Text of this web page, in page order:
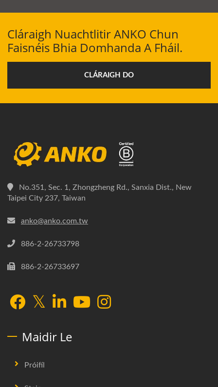
Cláraigh Nuachtlitir ANKO Chun
Faisnéis Bhia Domhanda A Fháil.
CLÁRAIGH DO
No.351, Sec. 1, Zhongzheng Rd., Sanxia Dist., New
Taipei City 237, Taiwan
anko@anko.com.tw
886-2-26733798
886-2-26733697
Maidir Le
Próifíl